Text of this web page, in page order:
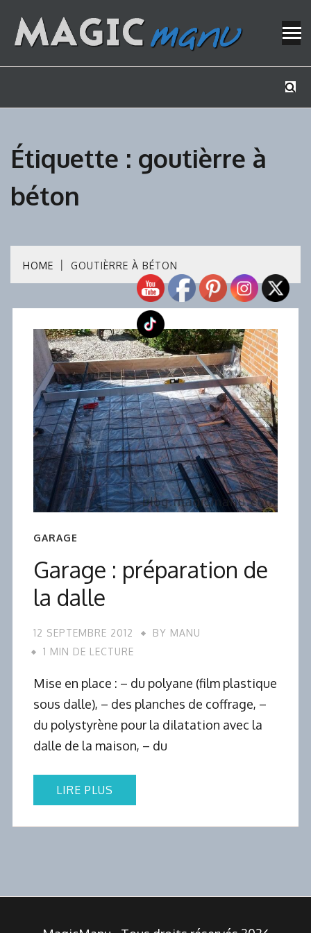
content
Étiquette : goutièrre à
béton
HOME GOUTIÈRRE À BÉTON
GARAGE
Garage : préparation de
la dalle
12 SEPTEMBRE 2012 BY MANU
1 MIN DE LECTURE
Mise en place : – du polyane (film plastique
sous dalle), – des planches de coffrage, –
du polystyrène pour la dilatation avec la
dalle de la maison, – du
LIRE PLUS